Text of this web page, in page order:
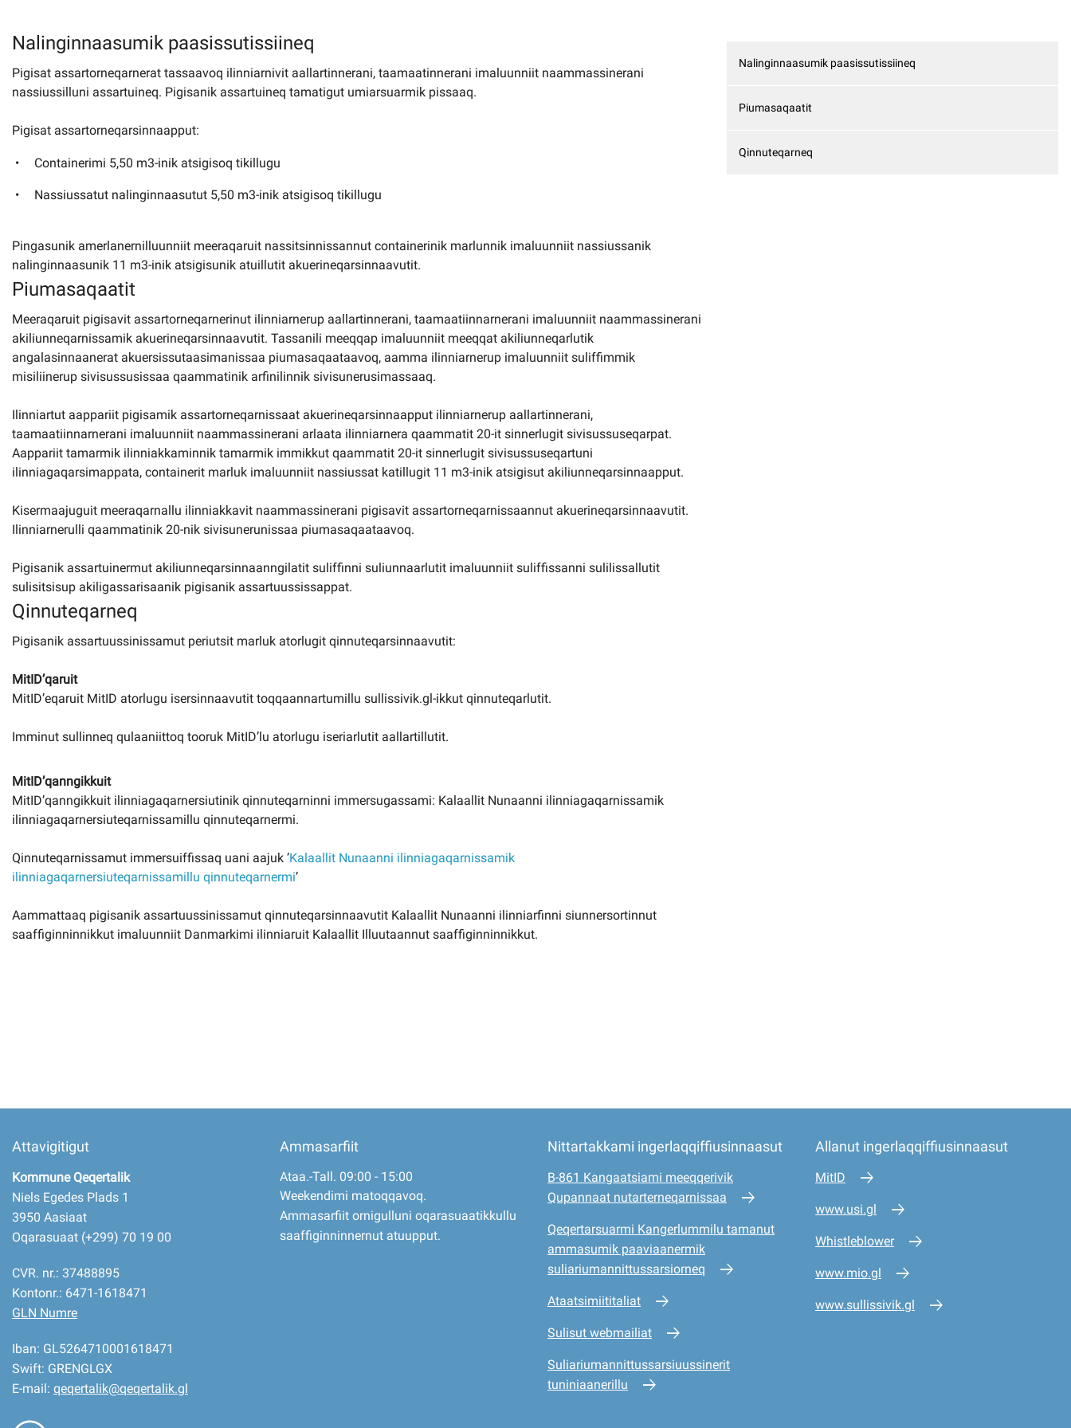
Imminut kiffartuunneq
Pilersaarutinut isaavik
Piffissamik inniminniineq
Nalinginnaasumik paasissutissiineq
Pigisat assartorneqarnerat tassaavoq ilinniarnivit aallartinnerani, taamaatinnerani imaluunniit naammassinerani
nassiussilluni assartuineq. Pigisanik assartuineq tamatigut umiarsuarmik pissaaq.
Pigisat assartorneqarsinnaapput:
Containerimi 5,50 m3-inik atsigisoq tikillugu
Nassiussatut nalinginnaasutut 5,50 m3-inik atsigisoq tikillugu
Pingasunik amerlanernilluunniit meeraqaruit nassitsinnissannut containerinik marlunnik imaluunniit nassiussanik
nalinginnaasunik 11 m3-inik atsigisunik atuillutit akuerineqarsinnaavutit.
Piumasaqaatit
Meeraqaruit pigisavit assartorneqarnerinut ilinniarnerup aallartinnerani, taamaatiinnarnerani imaluunniit naammassinerani
akiliunneqarnissamik akuerineqarsinnaavutit. Tassanili meeqqap imaluunniit meeqqat akiliunneqarlutik
angalasinnaanerat akuersissutaasimanissaa piumasaqaataavoq, aamma ilinniarnerup imaluunniit suliffimmik
misiliinerup sivisussusissaa qaammatinik arfinilinnik sivisunerusimassaaq.
Ilinniartut aappariit pigisamik assartorneqarnissaat akuerineqarsinnaapput ilinniarnerup aallartinnerani,
taamaatiinnarnerani imaluunniit naammassinerani arlaata ilinniarnera qaammatit 20-it sinnerlugit sivisussuseqarpat.
Aappariit tamarmik ilinniakkaminnik tamarmik immikkut qaammatit 20-it sinnerlugit sivisussuseqartuni
ilinniagaqarsimappata, containerit marluk imaluunniit nassiussat katillugit 11 m3-inik atsigisut akiliunneqarsinnaapput.
Kisermaajuguit meeraqarnallu ilinniakkavit naammassinerani pigisavit assartorneqarnissaannut akuerineqarsinnaavutit.
Ilinniarnerulli qaammatinik 20-nik sivisunerunissaa piumasaqaataavoq.
Pigisanik assartuinermut akiliunneqarsinnaanngilatit suliffinni suliunnaarlutit imaluunniit suliffissanni sulilissallutit
sulisitsisup akiligassarisaanik pigisanik assartuussissappat.
Qinnuteqarneq
Pigisanik assartuussinissamut periutsit marluk atorlugit qinnuteqarsinnaavutit:
MitID’qaruit
MitID’eqaruit MitID atorlugu isersinnaavutit toqqaannartumillu sullissivik.gl-ikkut qinnuteqarlutit.
Imminut sullinneq qulaaniittoq tooruk MitID’lu atorlugu iseriarlutit aallartillutit.
MitID’qanngikkuit
MitID’qanngikkuit ilinniagaqarnersiutinik qinnuteqarninni immersugassami: Kalaallit Nunaanni ilinniagaqarnissamik
ilinniagaqarnersiuteqarnissamillu qinnuteqarnermi.
Qinnuteqarnissamut immersuiffissaq uani aajuk ’Kalaallit Nunaanni ilinniagaqarnissamik
ilinniagaqarnersiuteqarnissamillu qinnuteqarnermi’
Aammattaaq pigisanik assartuussinissamut qinnuteqarsinnaavutit Kalaallit Nunaanni ilinniarfinni siunnersortinnut
saaffiginninnikkut imaluunniit Danmarkimi ilinniaruit Kalaallit Illuutaannut saaffiginninnikkut.
Nalinginnaasumik paasissutissiineq
Piumasaqaatit
Qinnuteqarneq
Attavigitigut
Kommune Qeqertalik
Niels Egedes Plads 1
3950 Aasiaat
Oqarasuaat (+299) 70 19 00
CVR. nr.: 37488895
Kontonr.: 6471-1618471
GLN Numre
Iban: GL5264710001618471
Swift: GRENGLGX
E-mail: qeqertalik@qeqertalik.gl
Ammasarfiit
Ataa.-Tall. 09:00 - 15:00
Weekendimi matoqqavoq.
Ammasarfiit ornigulluni oqarasuaatikkullu
saaffiginninnernut atuupput.
Nittartakkami ingerlaqqiffiusinnaasut
B-861 Kangaatsiami meeqqerivik
Qupannaat nutarterneqarnissaa
Qeqertarsuarmi Kangerlummilu tamanut
ammasumik paaviaanermik
suliariumannittussarsiorneq
Ataatsimiititaliat
Sulisut webmailiat
Suliariumannittussarsiuussinerit
tuniniaanerillu
Allanut ingerlaqqiffiusinnaasut
MitID
www.usi.gl
Whistleblower
www.mio.gl
www.sullissivik.gl